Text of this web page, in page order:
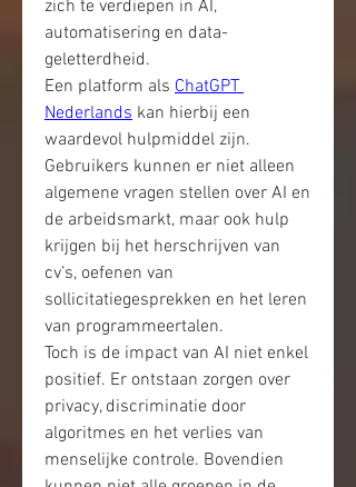
zich te verdiepen in AI,
automatisering en data-
geletterdheid.
Een platform als ChatGPT
Nederlands kan hierbij een
waardevol hulpmiddel zijn.
Gebruikers kunnen er niet alleen
algemene vragen stellen over AI en
de arbeidsmarkt, maar ook hulp
krijgen bij het herschrijven van
cv’s, oefenen van
sollicitatiegesprekken en het leren
van programmeertalen.
Toch is de impact van AI niet enkel
positief. Er ontstaan zorgen over
privacy, discriminatie door
algoritmes en het verlies van
menselijke controle. Bovendien